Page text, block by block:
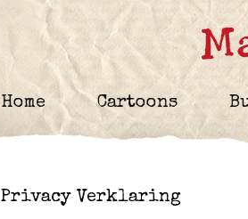
Home Cartoons
Privacy Verklaring